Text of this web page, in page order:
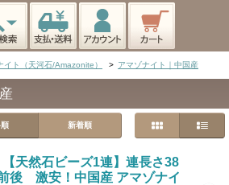
イト（天河石/Amazonite） > アマゾナイト｜中国産
新着順
【天然石ビーズ1連】連長さ38
後 激安！中国産 アマゾナイ